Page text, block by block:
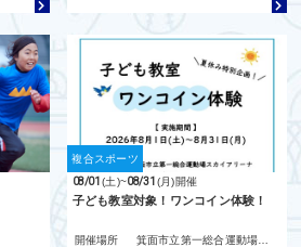
複合スポーツ
08/01(土)~08/31 (月)開催
子ども教室対象！ワンコイン体験！
開催場所